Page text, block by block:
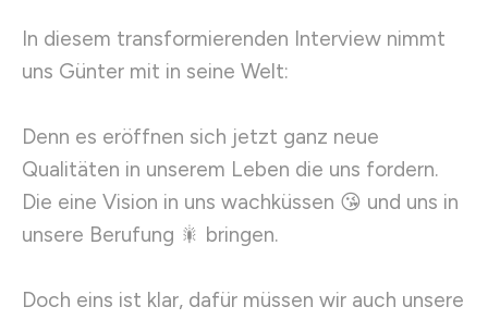
In diesem transformierenden Interview nimmt
uns Günter mit in seine Welt:
Denn es eröffnen sich jetzt ganz neue
Qualitäten in unserem Leben die uns fordern.
Die eine Vision in uns wachküssen 😘 und uns in
unsere Berufung 🎇 bringen.
Doch eins ist klar, dafür müssen wir auch unsere